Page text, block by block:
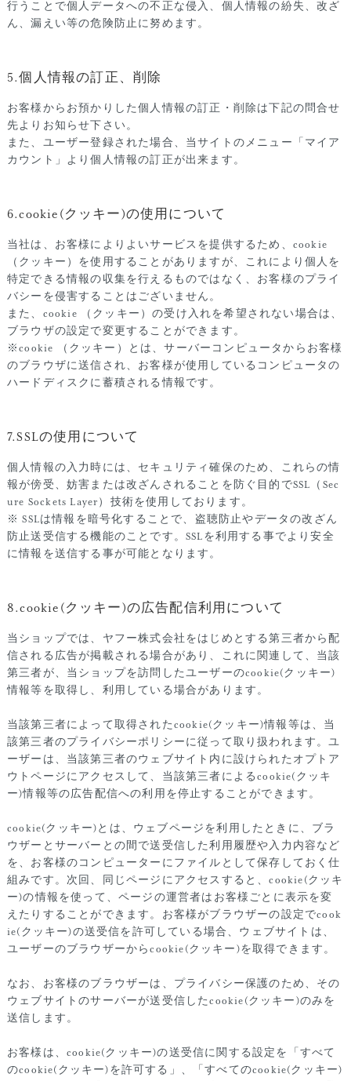
行うことで個人データへの不正な侵入、個人情報の紛失、改ざ
ん、漏えい等の危険防止に努めます。
5.個人情報の訂正、削除
お客様からお預かりした個人情報の訂正・削除は下記の問合せ
先よりお知らせ下さい。
また、ユーザー登録された場合、当サイトのメニュー「マイア
カウント」より個人情報の訂正が出来ます。
6.cookie(クッキー)の使用について
当社は、お客様によりよいサービスを提供するため、cookie
（クッキー）を使用することがありますが、これにより個人を
特定できる情報の収集を行えるものではなく、お客様のプライ
バシーを侵害することはございません。
また、cookie （クッキー）の受け入れを希望されない場合は、
ブラウザの設定で変更することができます。
※cookie （クッキー）とは、サーバーコンピュータからお客様
のブラウザに送信され、お客様が使用しているコンピュータの
ハードディスクに蓄積される情報です。
7.SSLの使用について
個人情報の入力時には、セキュリティ確保のため、これらの情
報が傍受、妨害または改ざんされることを防ぐ目的でSSL（Sec
ure Sockets Layer）技術を使用しております。
※ SSLは情報を暗号化することで、盗聴防止やデータの改ざん
防止送受信する機能のことです。SSLを利用する事でより安全
に情報を送信する事が可能となります。
8.cookie(クッキー)の広告配信利用について
当ショップでは、ヤフー株式会社をはじめとする第三者から配
信される広告が掲載される場合があり、これに関連して、当該
第三者が、当ショップを訪問したユーザーのcookie(クッキー)
情報等を取得し、利用している場合があります。
当該第三者によって取得されたcookie(クッキー)情報等は、当
該第三者のプライバシーポリシーに従って取り扱われます。ユ
ーザーは、当該第三者のウェブサイト内に設けられたオプトア
ウトページにアクセスして、当該第三者によるcookie(クッキ
ー)情報等の広告配信への利用を停止することができます。
cookie(クッキー)とは、ウェブページを利用したときに、ブラ
ウザーとサーバーとの間で送受信した利用履歴や入力内容など
を、お客様のコンピューターにファイルとして保存しておく仕
組みです。次回、同じページにアクセスすると、cookie(クッキ
ー)の情報を使って、ページの運営者はお客様ごとに表示を変
えたりすることができます。お客様がブラウザーの設定でcook
ie(クッキー)の送受信を許可している場合、ウェブサイトは、
ユーザーのブラウザーからcookie(クッキー)を取得できます。
なお、お客様のブラウザーは、プライバシー保護のため、その
ウェブサイトのサーバーが送受信したcookie(クッキー)のみを
送信します。
お客様は、cookie(クッキー)の送受信に関する設定を「すべて
のcookie(クッキー)を許可する」、「すべてのcookie(クッキー)